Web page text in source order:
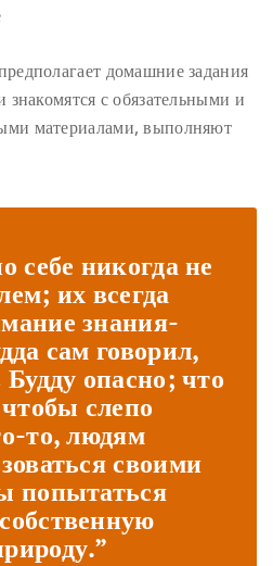
домашние задания
с обязательными и
материалами, выполняют
себе никогда не
их всегда
знания-
сам говорил,
опасно; что
слепо
то, людям
своими
попытаться